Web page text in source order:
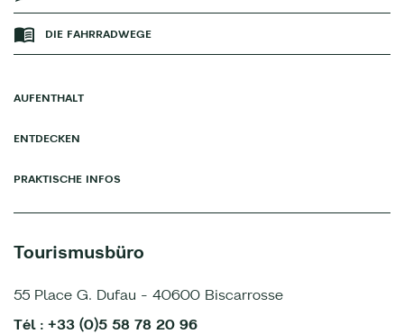
DIE FAHRRADWEGE
AUFENTHALT
ENTDECKEN
PRAKTISCHE INFOS
Tourismusbüro
55 Place G. Dufau - 40600 Biscarrosse
Tél : +33 (0)5 58 78 20 96